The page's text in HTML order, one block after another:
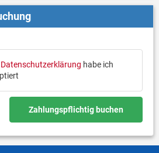
Datenschutzerklärung habe ich
Zahlungspflichtig buchen